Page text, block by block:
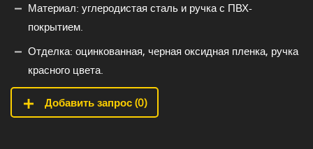
Материал: углеродистая сталь и ручка с ПВХ-
покрытием.
Отделка: оцинкованная, черная оксидная пленка, ручка
красного цвета.
Добавить запрос (0)